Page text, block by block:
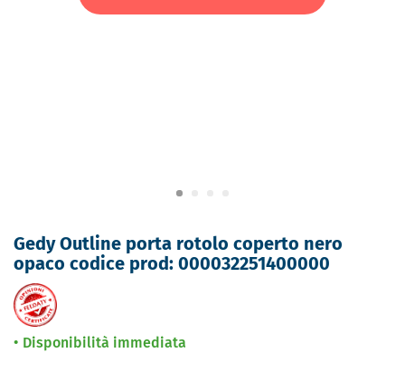
Gedy Outline porta rotolo coperto nero
opaco codice prod: 000032251400000
Disponibilità immediata